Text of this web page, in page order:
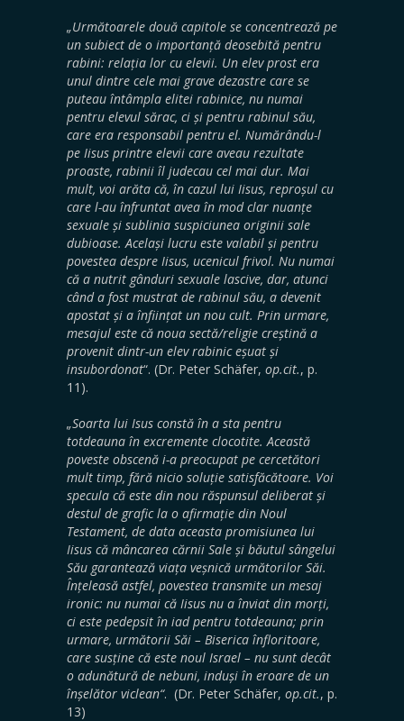
„Următoarele două capitole se concentrează pe
un subiect de o importanță deosebită pentru
rabini: relația lor cu elevii. Un elev prost era
unul dintre cele mai grave dezastre care se
puteau întâmpla elitei rabinice, nu numai
pentru elevul sărac, ci și pentru rabinul său,
care era responsabil pentru el. Numărându-l
pe Iisus printre elevii care aveau rezultate
proaste, rabinii îl judecau cel mai dur. Mai
mult, voi arăta că, în cazul lui Iisus, reproșul cu
care l-au înfruntat avea în mod clar nuanțe
sexuale și sublinia suspiciunea originii sale
dubioase. Același lucru este valabil și pentru
povestea despre Iisus, ucenicul frivol. Nu numai
că a nutrit gânduri sexuale lascive, dar, atunci
când a fost mustrat de rabinul său, a devenit
apostat și a înființat un nou cult. Prin urmare,
mesajul este că noua sectă/religie creștină a
provenit dintr-un elev rabinic eșuat și
insubordonat“. (Dr. Peter Schäfer, op.cit., p.
11).
„Soarta lui Isus constă în a sta pentru
totdeauna în excremente clocotite. Această
poveste obscenă i-a preocupat pe cercetători
mult timp, fără nicio soluție satisfăcătoare. Voi
specula că este din nou răspunsul deliberat și
destul de grafic la o afirmație din Noul
Testament, de data aceasta promisiunea lui
Iisus că mâncarea cărnii Sale și băutul sângelui
Său garantează viața veșnică următorilor Săi.
Înțeleasă astfel, povestea transmite un mesaj
ironic: nu numai că Iisus nu a înviat din morți,
ci este pedepsit în iad pentru totdeauna; prin
urmare, următorii Săi – Biserica înfloritoare,
care susține că este noul Israel – nu sunt decât
o adunătură de nebuni, induși în eroare de un
înșelător viclean“. (Dr. Peter Schäfer, op.cit., p.
13)